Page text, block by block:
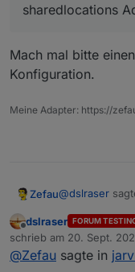
sharedlocations
Mach mal bitte
Konfiguration.
Meine Adapter: https://
Zefau@dslraser
Wie
Position
Offline
dslraser FORUM
schrieb am 20. Sept.
zuletzt editiert von
@Zefau sagte in